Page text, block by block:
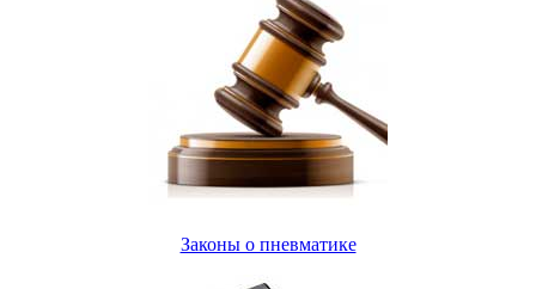
Законы о пневматике